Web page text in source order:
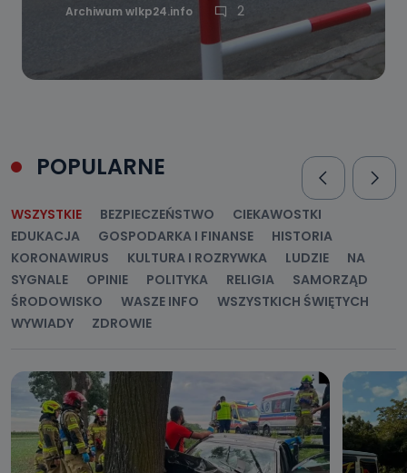
Archiwum wlkp24.info 2
POPULARNE
WSZYSTKIE BEZPIECZEŃSTWO
CIEKAWOSTKI
EDUKACJA
GOSPODARKA I FINANSE
HISTORIA
KORONAWIRUS
KULTURA I ROZRYWKA LUDZIE
NA
SYGNALE
OPINIE POLITYKA RELIGIA
SAMORZĄD
ŚRODOWISKO
WASZE INFO
WSZYSTKICH ŚWIĘTYCH
WYWIADY
ZDROWIE